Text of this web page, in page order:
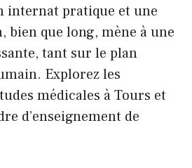
internat pratique et une
bien que long, mène à une
tant sur le plan
Explorez les
médicales à Tours et
d’enseignement de